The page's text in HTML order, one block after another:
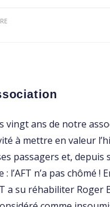
vingt ans de notre
à mettre en valeur
passagers et, depuis
l’AFT n’a pas chômé !
a su réhabiliter Roger